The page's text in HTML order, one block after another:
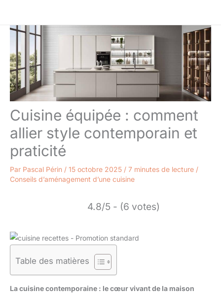
Cuisine équipée : comment
allier style contemporain et
praticité
Par Pascal Périn / 15 octobre 2025 / 7 minutes de lecture /
Conseils d’aménagement d’une cuisine
4.8/5 - (6 votes)
Table des matières
La cuisine contemporaine : le cœur vivant de la maison